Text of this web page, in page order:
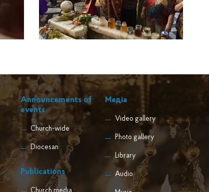
Announcements of
events
Church-wide
Diocesan
Publications
Медіа
Video gallery
Photo gallery
Library
Audio